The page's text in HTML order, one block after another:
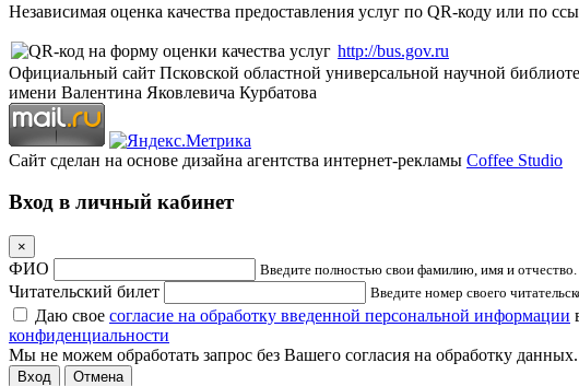
Независимая оценка качества предоставления услуг по QR-коду или по
http://bus.gov.ru
Официальный сайт Псковской областной универсальной научной
имени Валентина Яковлевича Курбатова
Сайт сделан на основе дизайна агентства интернет-рекламы Coffee Studio
Вход в личный кабинет
×
ФИО Введите полностью свои фамилию, имя и
Читательский билет Введите номер своего
Даю свое согласие на обработку введенной персональной информации
конфиденциальности
Мы не можем обработать запрос без Вашего согласия на обработку
Отмена